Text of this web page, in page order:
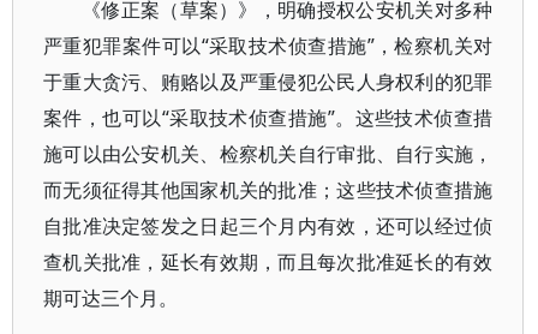
《修正案（草案）》，明确授权公安机关对多种
严重犯罪案件可以“采取技术侦查措施”，检察机关对
于重大贪污、贿赂以及严重侵犯公民人身权利的犯罪
案件，也可以“采取技术侦查措施”。这些技术侦查措
施可以由公安机关、检察机关自行审批、自行实施，
而无须征得其他国家机关的批准；这些技术侦查措施
自批准决定签发之日起三个月内有效，还可以经过侦
查机关批准，延长有效期，而且每次批准延长的有效
期可达三个月。